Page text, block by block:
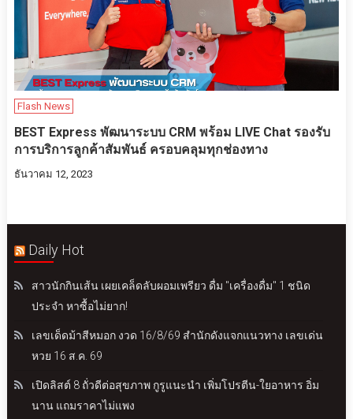
Flash News
BEST Express พัฒนาระบบ CRM พร้อม LIVE Chat รองรับ
การบริการลูกค้าสัมพันธ์ ครอบคลุมทุกช่องทาง
ธันวาคม 12, 2023
Daily Hot
สาวนักกินเส้น เผยเคล็ดลับผอมเพรียว ดื่ม "เครื่องดื่ม" 1 ชนิด
ประจำ หาซื้อไม่ยาก!
เลขเด็ดม้าสีหมอก งวด 16/8/69 สำนักดังแจกแนวทาง เลขเด่น
หวย 16 ส.ค. 69
เปิดลิสต์ 8 ถั่วดีต่อสุขภาพ กูรูแนะนำ เพิ่มโปรตีน-ใยอาหาร อิ่ม
นาน แถมราคาไม่แพง